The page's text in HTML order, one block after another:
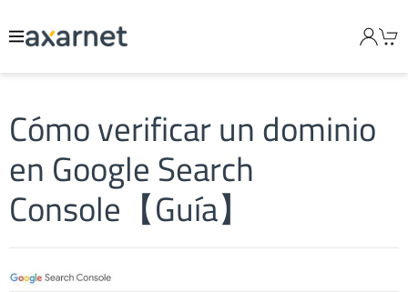
Cómo verificar un dominio
en Google Search
Console【Guía】